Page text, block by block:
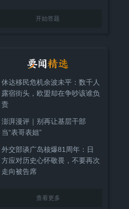
开始答题
休达移民危机余波未平：数千人
露宿街头，欧盟却在争吵该谁负
责
澎湃漫评｜别再让基层干部
当“表哥表姐”
外交部谈广岛核爆81周年：日
方应对历史心怀敬畏，不要再次
走向被告席
查看更多